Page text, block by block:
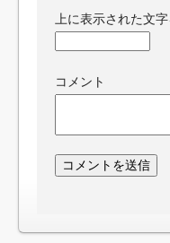
上に表示された文字
コメント